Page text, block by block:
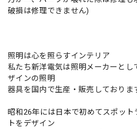
破損は修理できません)
照明は心を照らすインテリア
私たち新洋電気は照明メーカーとし
ザインの照明
器具を国内で生産・販売しておりま
昭和26年には日本で初めてスポッ
トをデザイン